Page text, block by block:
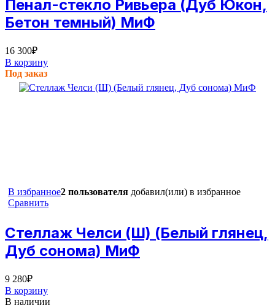
Пенал-стекло Ривьера (Дуб Юкон,
Бетон темный) МиФ
16 300₽
В корзину
Под заказ
В избранное2 пользователя добавил(или) в избранное
Сравнить
Стеллаж Челси (Ш) (Белый глянец,
Дуб сонома) МиФ
9 280₽
В корзину
В наличии